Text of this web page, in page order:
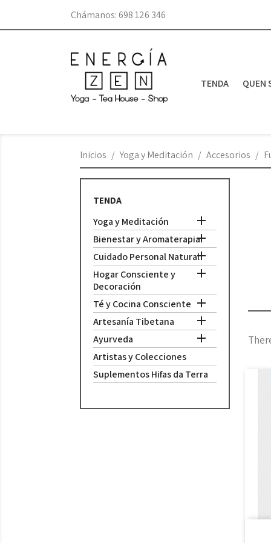
Chámanos: 698 126 346
TENDA QUEN
Inicios Yoga y Meditación Accesorios
TENDA
Yoga y Meditación 
Bienestar y Aromaterapia
Cuidado Personal Natural
Hogar Consciente y
Decoración

Té y Cocina Consciente 
Artesanía Tibetana 
Ayurveda 
Artistas y Colecciones
Suplementos Hifas da Terra